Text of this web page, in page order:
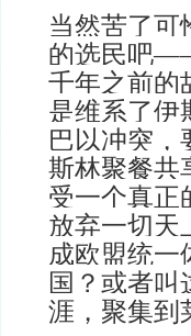
当然苦了可
的选民吧
千年之前的
是维系了伊
巴以冲突，
斯林聚餐共
受一个真正
放弃一切天
成欧盟统一
国？或者叫
涯，聚集到